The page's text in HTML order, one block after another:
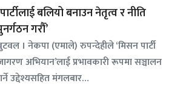
बलियो बनाउन नेतृत्व र नीति
गरौँ’
। नेकपा (एमाले) रुपन्देहीले ‘मिसन पार्टी
अभियान’लाई प्रभावकारी रूपमा सञ्चालन
उद्देश्यसहित मंगलबार…